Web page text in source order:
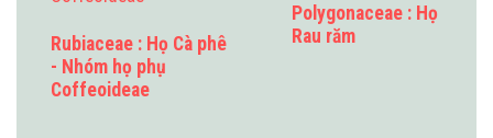
Rubiaceae : Họ Cà phê
- Nhóm họ phụ
Coffeoideae
Polygonaceae : Họ
Rau răm